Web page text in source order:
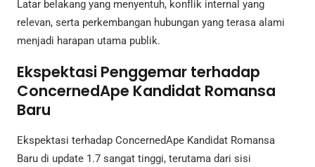
Latar belakang yang menyentuh, konflik internal yang
relevan, serta perkembangan hubungan yang terasa alami
menjadi harapan utama publik.
Ekspektasi Penggemar terhadap
ConcernedApe Kandidat Romansa
Baru
Ekspektasi terhadap ConcernedApe Kandidat Romansa
Baru di update 1.7 sangat tinggi, terutama dari sisi